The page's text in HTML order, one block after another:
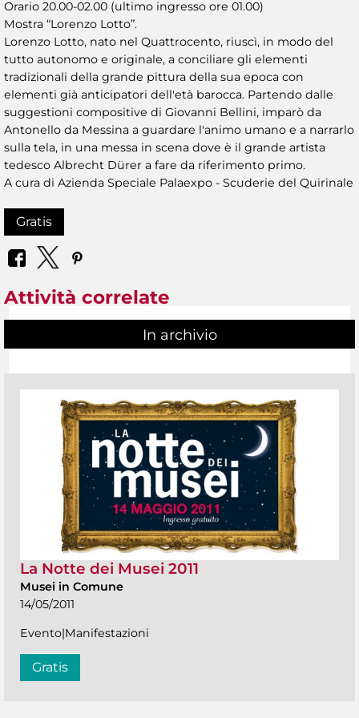
Orario 20.00-02.00 (ultimo ingresso ore 01.00)
Mostra “Lorenzo Lotto”.
Lorenzo Lotto, nato nel Quattrocento, riuscì, in modo del
tutto autonomo e originale, a conciliare gli elementi
tradizionali della grande pittura della sua epoca con
elementi già anticipatori dell'età barocca. Partendo dalle
suggestioni compositive di Giovanni Bellini, imparò da
Antonello da Messina a guardare l'animo umano e a narrarlo
sulla tela, in una messa in scena dove è il grande artista
tedesco Albrecht Dürer a fare da riferimento primo.
A cura di Azienda Speciale Palaexpo - Scuderie del Quirinale
Gratis
Attività correlate
In archivio
La Notte dei Musei 2011
Musei in Comune
14/05/2011
Evento|Manifestazioni
Gratis